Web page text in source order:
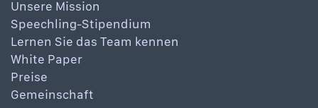
Unsere Mission
Speechling-Stipendium
Lernen Sie das Team kennen
White Paper
Preise
Gemeinschaft